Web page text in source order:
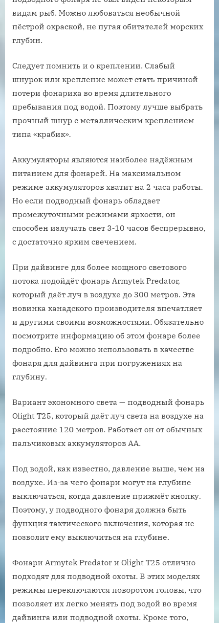
видам рыб. Можно любоваться необычной
пёстрой окраской, не пугая обитателей морских
глубин.
Следует помнить и о креплении. Слабый
шнурок или крепление может стать причиной
потери фонарика во время длительного
пребывания под водой. Поэтому лучше выбрать
прочный шнур с металлическим креплением
типа «крабик».
Аккумуляторы являются наиболее надёжным
питанием для фонарей. На максимальном
режиме аккумуляторов хватит на 2 часа работы.
Но если подводный фонарь обладает
промежуточными режимами яркости, он
способен излучать свет 3-10 часов беспрерывно,
с достаточно ярким свечением.
При дайвинге для более мощного светового
потока подойдёт фонарь Armytek Predator,
который даёт луч в воздухе до 300 метров. Эта
новинка канадского производителя впечатляет
и другими своими возможностями. Обязательно
посмотрите информацию об этом фонаре более
подробно. Его можно использовать в качестве
фонаря для дайвинга при погружениях на
глубину.
Вариант экономного света — подводный фонарь
Olight T25, который даёт луч света на воздухе на
расстояние 120 метров. Работает он от обычных
пальчиковых аккумуляторов AA.
Под водой, как известно, давление выше, чем на
воздухе. Из-за чего фонари могут на глубине
выключаться, когда давление прижмёт кнопку.
Поэтому, у подводного фонаря должна быть
функция тактического включения, которая не
позволит ему выключиться на глубине.
Фонари Armytek Predator и Olight T25 отлично
подходят для подводной охоты. В этих моделях
режимы переключаются поворотом головы, что
позволяет их легко менять под водой во время
дайвинга или подводной охоты. Кроме того,